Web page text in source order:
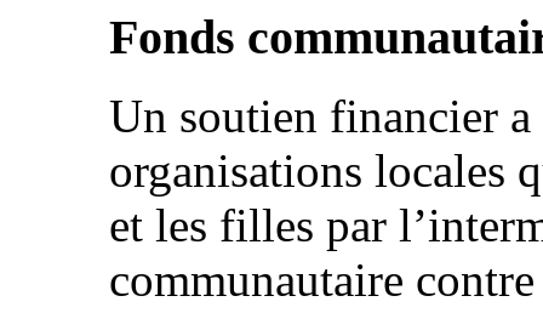
Fonds
Un soutien financier a
organisations locales
et les filles par
communautaire